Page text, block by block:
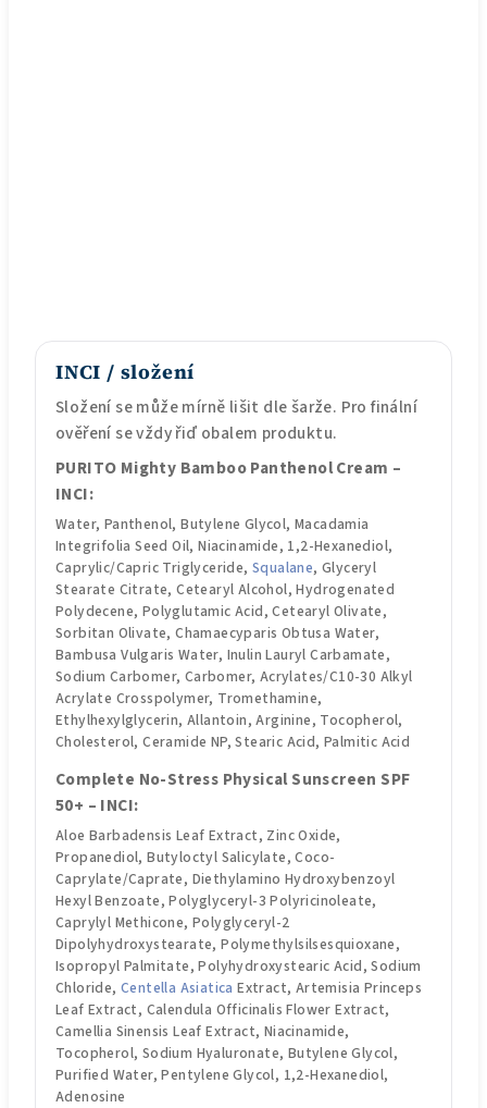
INCI / složení
Složení se může mírně lišit dle šarže. Pro finální
ověření se vždy řiď obalem produktu.
PURITO Mighty Bamboo Panthenol Cream –
INCI:
Water, Panthenol, Butylene Glycol, Macadamia
Integrifolia Seed Oil, Niacinamide, 1,2-Hexanediol,
Caprylic/Capric Triglyceride, Squalane, Glyceryl
Stearate Citrate, Cetearyl Alcohol, Hydrogenated
Polydecene, Polyglutamic Acid, Cetearyl Olivate,
Sorbitan Olivate, Chamaecyparis Obtusa Water,
Bambusa Vulgaris Water, Inulin Lauryl Carbamate,
Sodium Carbomer, Carbomer, Acrylates/C10-30 Alkyl
Acrylate Crosspolymer, Tromethamine,
Ethylhexylglycerin, Allantoin, Arginine, Tocopherol,
Cholesterol, Ceramide NP, Stearic Acid, Palmitic Acid
Complete No-Stress Physical Sunscreen SPF
50+ – INCI:
Aloe Barbadensis Leaf Extract, Zinc Oxide,
Propanediol, Butyloctyl Salicylate, Coco-
Caprylate/Caprate, Diethylamino Hydroxybenzoyl
Hexyl Benzoate, Polyglyceryl-3 Polyricinoleate,
Caprylyl Methicone, Polyglyceryl-2
Dipolyhydroxystearate, Polymethylsilsesquioxane,
Isopropyl Palmitate, Polyhydroxystearic Acid, Sodium
Chloride,Centella Asiatica Extract, Artemisia Princeps
Leaf Extract, Calendula Officinalis Flower Extract,
Camellia Sinensis Leaf Extract, Niacinamide,
Tocopherol, Sodium Hyaluronate, Butylene Glycol,
Purified Water, Pentylene Glycol, 1,2-Hexanediol,
Adenosine